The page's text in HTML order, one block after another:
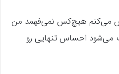
می‌کنم هیچ‌کس نمی‌فهمد من
می‌شود احساس تنهایی رو